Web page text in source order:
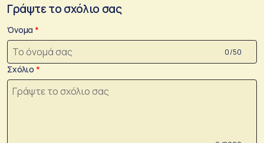
Γράψτε το σχόλιο σας
Όνομα
0 /50
Σχόλιο